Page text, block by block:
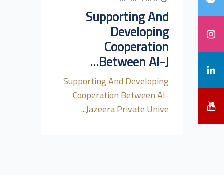
Supporting And
Developing
Cooperation
Between Al-J...
Supporting And Developing
Cooperation Between Al-
Jazeera Private Unive...